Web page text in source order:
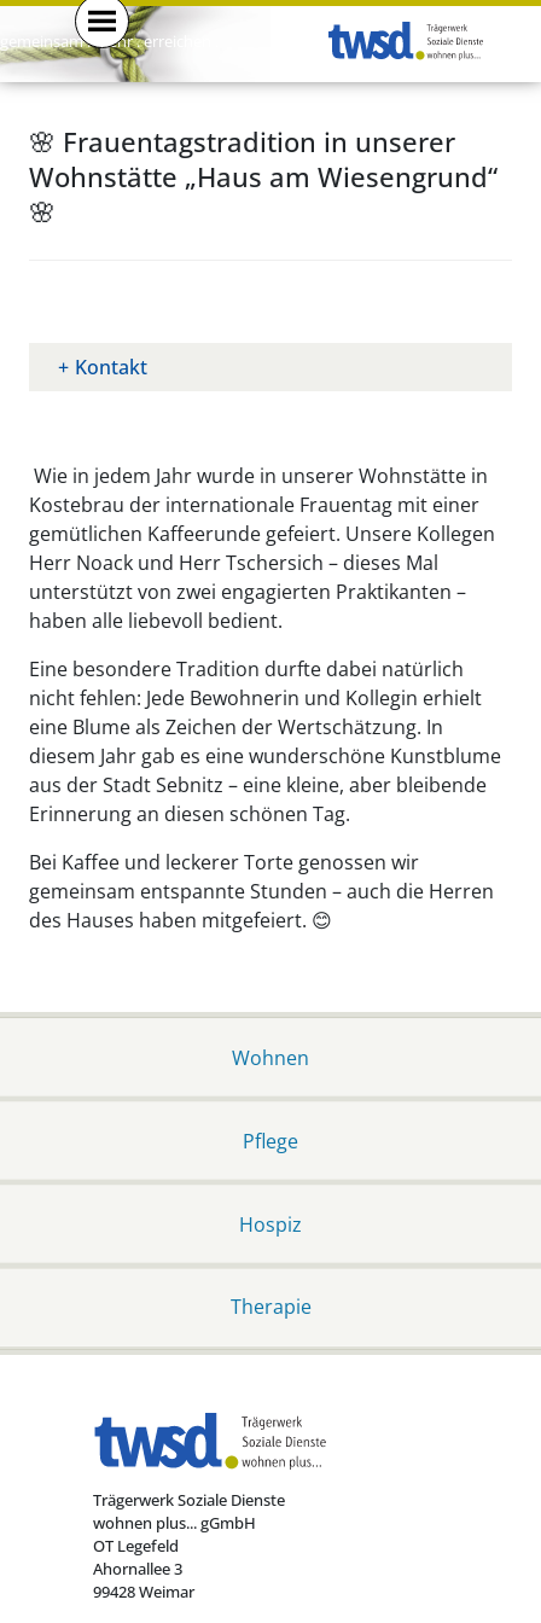
gemeinsam . mehr . erreichen .
🌸 Frauentagstradition in unserer
Wohnstätte „Haus am Wiesengrund“
🌸
Kontakt
Wie in jedem Jahr wurde in unserer Wohnstätte in
Kostebrau der internationale Frauentag mit einer
gemütlichen Kaffeerunde gefeiert. Unsere Kollegen
Herr Noack und Herr Tschersich – dieses Mal
unterstützt von zwei engagierten Praktikanten –
haben alle liebevoll bedient.
Eine besondere Tradition durfte dabei natürlich
nicht fehlen: Jede Bewohnerin und Kollegin erhielt
eine Blume als Zeichen der Wertschätzung. In
diesem Jahr gab es eine wunderschöne Kunstblume
aus der Stadt Sebnitz – eine kleine, aber bleibende
Erinnerung an diesen schönen Tag.
Bei Kaffee und leckerer Torte genossen wir
gemeinsam entspannte Stunden – auch die Herren
des Hauses haben mitgefeiert. 😊
Wohnen
Pflege
Hospiz
Therapie
Trägerwerk Soziale Dienste
wohnen plus... gGmbH
OT Legefeld
Ahornallee 3
99428 Weimar